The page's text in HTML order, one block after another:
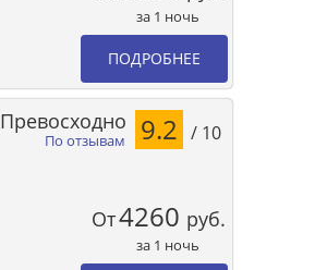
за 1 ночь
ПОДРОБНЕЕ
По отзывам
Превосходно 9.2 / 10
От4260 руб.
за 1 ночь